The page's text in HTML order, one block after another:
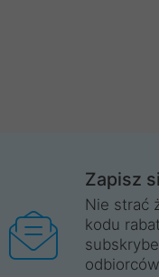
Zapisz
Nie strać
kodu